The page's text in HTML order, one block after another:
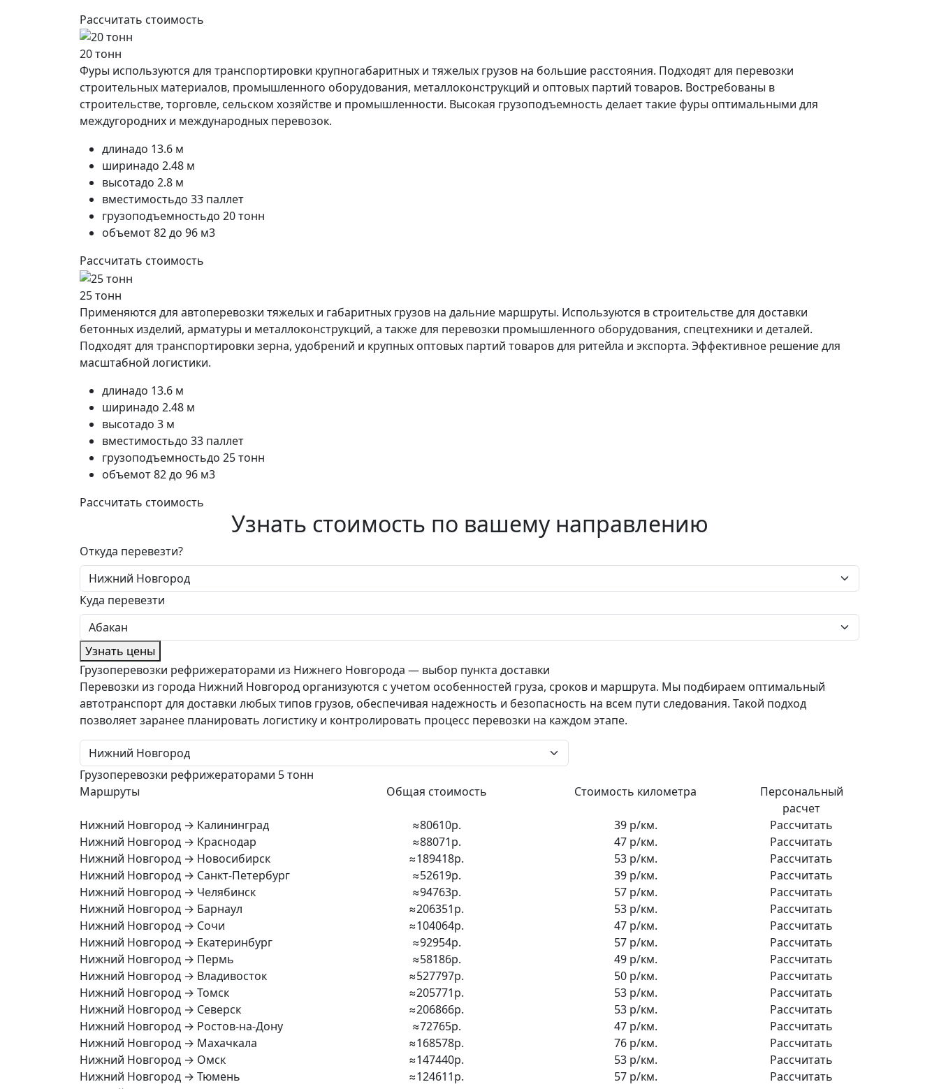
Рассчитать стоимость
20 тонн
Фуры используются для транспортировки крупногабаритных и тяжелых грузов на большие расстояния. Подходят для перевозки
строительных материалов, промышленного оборудования, металлоконструкций и оптовых партий товаров. Востребованы в
строительстве, торговле, сельском хозяйстве и промышленности. Высокая грузоподъемность делает такие фуры оптимальными для
междугородних и международных перевозок.
длинадо 13.6 м
ширинадо 2.48 м
высотадо 2.8 м
вместимостьдо 33 паллет
грузоподъемностьдо 20 тонн
объемот 82 до 96 м3
Рассчитать стоимость
25 тонн
Применяются для автоперевозки тяжелых и габаритных грузов на дальние маршруты. Используются в строительстве для доставки
бетонных изделий, арматуры и металлоконструкций, а также для перевозки промышленного оборудования, спецтехники и деталей.
Подходят для транспортировки зерна, удобрений и крупных оптовых партий товаров для ритейла и экспорта. Эффективное решение для
масштабной логистики.
длинадо 13.6 м
ширинадо 2.48 м
высотадо 3 м
вместимостьдо 33 паллет
грузоподъемностьдо 25 тонн
объемот 82 до 96 м3
Рассчитать стоимость
Узнать стоимость по вашему направлению
Откуда перевезти?
Куда перевезти
Узнать цены
Грузоперевозки рефрижераторами из Нижнего Новгорода — выбор пункта доставки
Перевозки из города Нижний Новгород организуются с учетом особенностей груза, сроков и маршрута. Мы подбираем оптимальный
автотранспорт для доставки любых типов грузов, обеспечивая надежность и безопасность на всем пути следования. Такой подход
позволяет заранее планировать логистику и контролировать процесс перевозки на каждом этапе.
Грузоперевозки рефрижераторами 5 тонн
Маршруты
Общая стоимость Стоимость километра
Персональный
расчет
Нижний Новгород → Калининград
≈80610р. 39 р/км.
Рассчитать
Нижний Новгород → Краснодар
≈88071р. 47 р/км.
Рассчитать
Нижний Новгород → Новосибирск
≈189418р. 53 р/км.
Рассчитать
Нижний Новгород → Санкт-Петербург
≈52619р. 39 р/км.
Рассчитать
Нижний Новгород → Челябинск
≈94763р. 57 р/км.
Рассчитать
Нижний Новгород → Барнаул
≈206351р. 53 р/км.
Рассчитать
Нижний Новгород → Сочи
≈104064р. 47 р/км.
Рассчитать
Нижний Новгород → Екатеринбург
≈92954р. 57 р/км.
Рассчитать
Нижний Новгород → Пермь
≈58186р. 49 р/км.
Рассчитать
Нижний Новгород → Владивосток
≈527797р. 50 р/км.
Рассчитать
Нижний Новгород → Томск
≈205771р. 53 р/км.
Рассчитать
Нижний Новгород → Северск
≈206866р. 53 р/км.
Рассчитать
Нижний Новгород → Ростов-на-Дону
≈72765р. 47 р/км.
Рассчитать
Нижний Новгород → Махачкала
≈168578р. 76 р/км.
Рассчитать
Нижний Новгород → Омск
≈147440р. 53 р/км.
Рассчитать
Нижний Новгород → Тюмень
≈124611р. 57 р/км.
Рассчитать